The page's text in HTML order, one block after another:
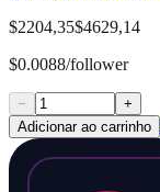
$2204,35$4629,14
$0.0088/follower
−
+
Adicionar ao carrinho